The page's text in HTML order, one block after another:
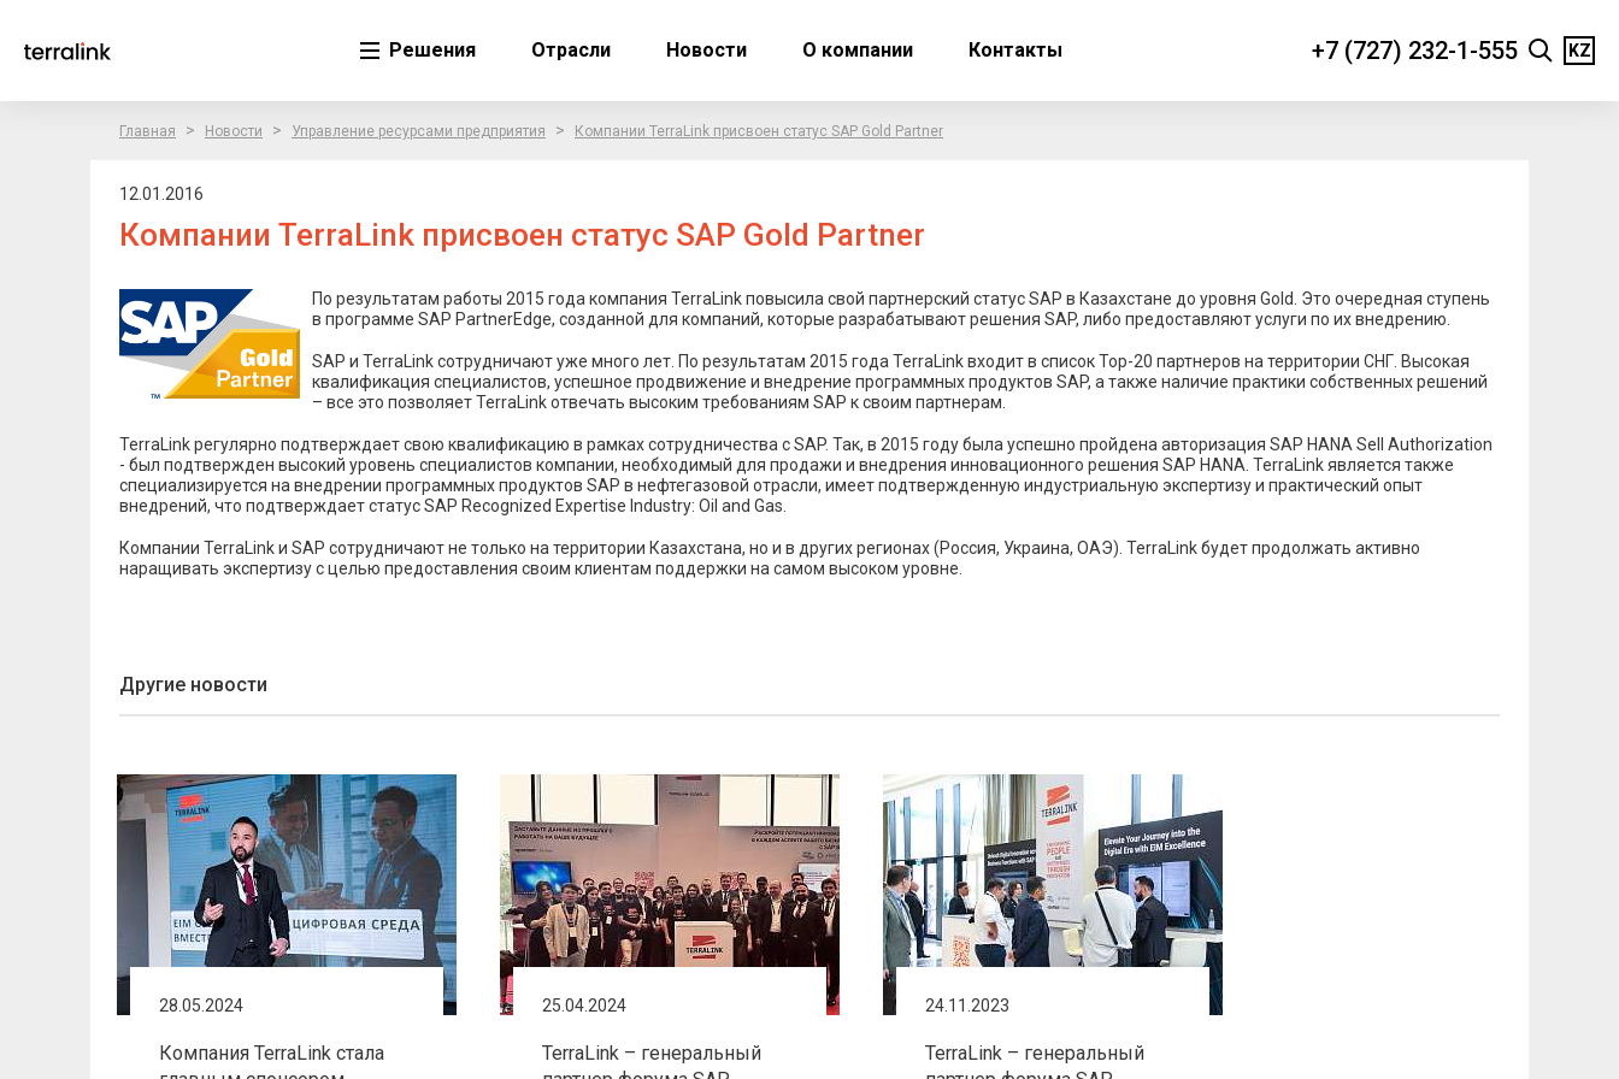
Решения Отрасли Новости О компании Контакты +7 (727) 232-1-555 KZ
Главная > Новости > Управление ресурсами предприятия > Компании TerraLink присвоен статус SAP Gold Partner
12.01.2016
Компании TerraLink присвоен статус SAP Gold Partner
По результатам работы 2015 года компания TerraLink повысила свой партнерский статус SAP в Казахстане до уровня Gold. Это очередная ступень
в программе SAP PartnerEdge, созданной для компаний, которые разрабатывают решения SAP, либо предоставляют услуги по их внедрению.
SAP и TerraLink сотрудничают уже много лет. По результатам 2015 года TerraLink входит в список Top-20 партнеров на территории СНГ. Высокая
квалификация специалистов, успешное продвижение и внедрение программных продуктов SAP, а также наличие практики собственных решений
– все это позволяет TerraLink отвечать высоким требованиям SAP к своим партнерам.
TerraLink регулярно подтверждает свою квалификацию в рамках сотрудничества с SAP. Так, в 2015 году была успешно пройдена авторизация SAP HANA Sell Authorization
- был подтвержден высокий уровень специалистов компании, необходимый для продажи и внедрения инновационного решения SAP HANA. TerraLink является также
специализируется на внедрении программных продуктов SAP в нефтегазовой отрасли, имеет подтвержденную индустриальную экспертизу и практический опыт
внедрений, что подтверждает статус SAP Recognized Expertise Industry: Oil and Gas.
Компании TerraLink и SAP сотрудничают не только на территории Казахстана, но и в других регионах (Россия, Украина, ОАЭ). TerraLink будет продолжать активно
наращивать экспертизу с целью предоставления своим клиентам поддержки на самом высоком уровне.
Другие новости
28.05.2024
Компания TerraLink стала
25.04.2024
TerraLink – генеральный
24.11.2023
TerraLink – генеральный